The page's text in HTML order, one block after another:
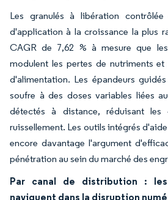
Les granulés à libération contrôlée
d'application à la croissance la plus
CAGR de 7,62 % à mesure que
modulent les pertes de nutriments et
d'alimentation. Les épandeurs
soufre à des doses variables liées
détectés à distance, réduisant les
ruissellement. Les outils intégrés
encore davantage l'argument
pénétration au sein du marché des
Par canal de distribution :
naviguent dans la disruption